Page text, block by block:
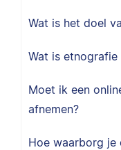
Wat is het doel
Wat is
Moet ik een
afnemen?
Hoe waarborg je